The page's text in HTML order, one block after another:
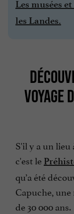
Les musées
les Landes.
VOYAGE
S'il y a un lieu
c'est le
qu’a été
Capuche,
de 30 000 ans.